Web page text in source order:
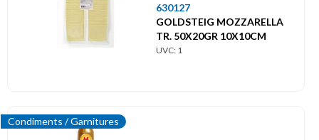
630127
GOLDSTEIG MOZZARELLA
TR. 50X20GR 10X10CM
UVC: 1
Condiments / Garnitures